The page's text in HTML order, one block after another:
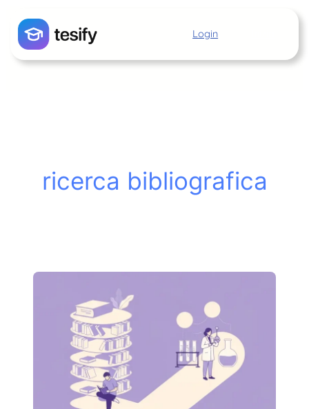
contenuto
Login
ricerca bibliografica